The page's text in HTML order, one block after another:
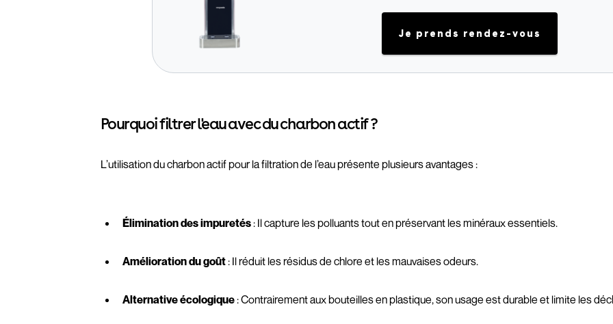
Je prends rendez-vous
Pourquoi filtrer l'eau avec du charbon actif ?
L’utilisation du charbon actif pour la filtration de l’eau présente plusieurs avantages :
Élimination des impuretés: Il capture les polluants tout en préservant les minéraux essentiels.
Amélioration du goût: Il réduit les résidus de chlore et les mauvaises odeurs.
Alternative écologique: Contrairement aux bouteilles en plastique, son usage est durable et limite les